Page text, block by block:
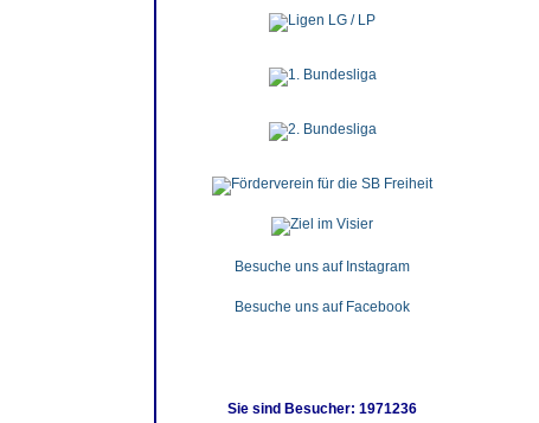
Besuche uns auf Instagram
Besuche uns auf Facebook
Sie sind Besucher: 1971236